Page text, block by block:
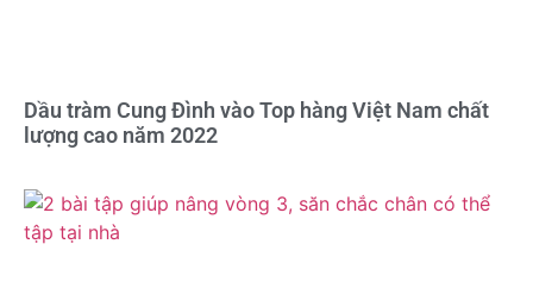
Dầu tràm Cung Đình vào Top hàng Việt Nam chất
lượng cao năm 2022